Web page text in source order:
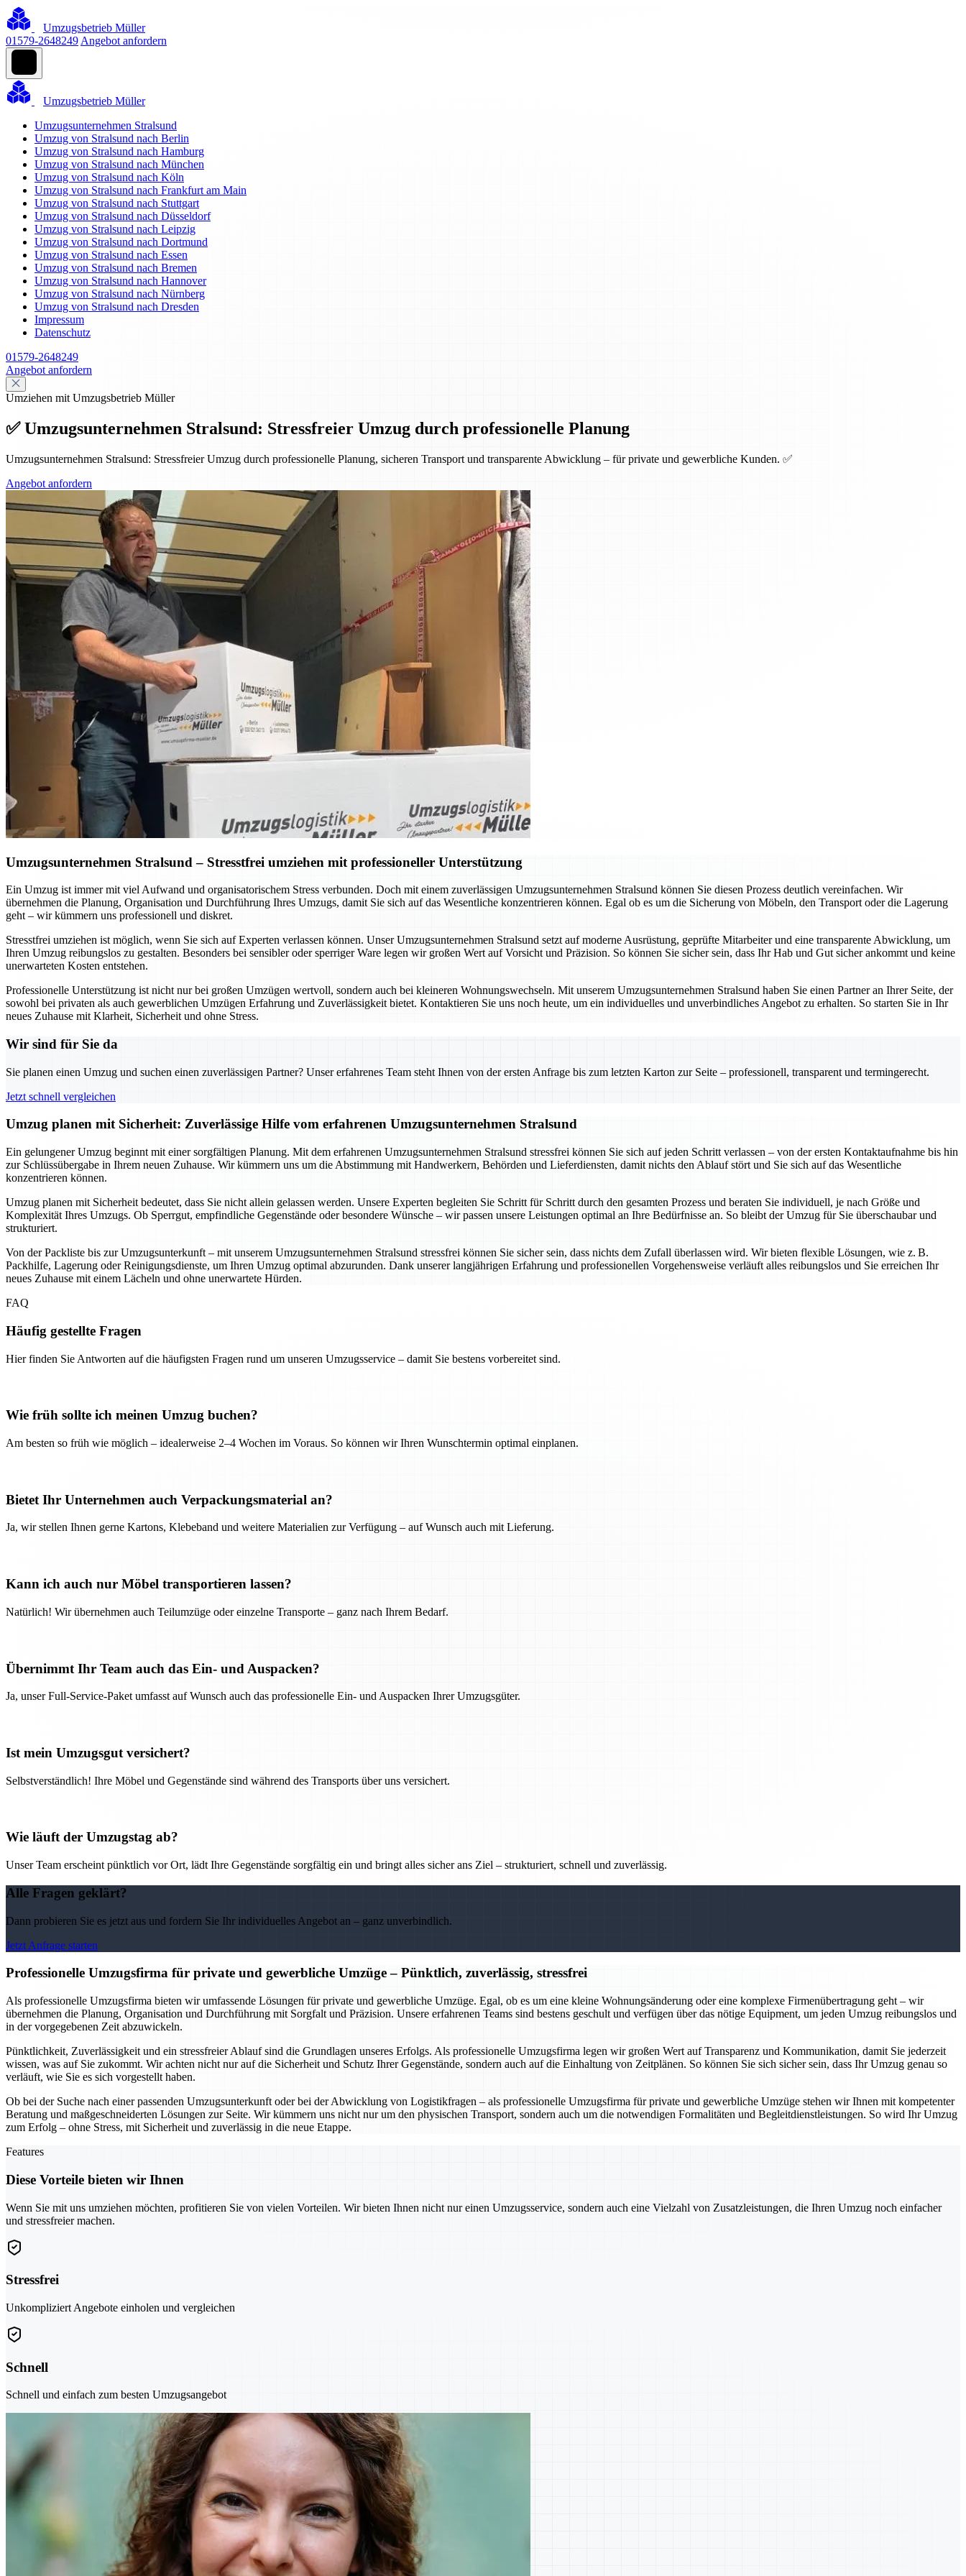
Umzugsbetrieb Müller
01579-2648249 Angebot anfordern
Umzugsbetrieb Müller
Umzugsunternehmen Stralsund
Umzug von Stralsund nach Berlin
Umzug von Stralsund nach Hamburg
Umzug von Stralsund nach München
Umzug von Stralsund nach Köln
Umzug von Stralsund nach Frankfurt am Main
Umzug von Stralsund nach Stuttgart
Umzug von Stralsund nach Düsseldorf
Umzug von Stralsund nach Leipzig
Umzug von Stralsund nach Dortmund
Umzug von Stralsund nach Essen
Umzug von Stralsund nach Bremen
Umzug von Stralsund nach Hannover
Umzug von Stralsund nach Nürnberg
Umzug von Stralsund nach Dresden
Impressum
Datenschutz
01579-2648249
Angebot anfordern
Umziehen mit Umzugsbetrieb Müller
✅ Umzugsunternehmen Stralsund: Stressfreier Umzug durch professionelle Planung
Umzugsunternehmen Stralsund: Stressfreier Umzug durch professionelle Planung, sicheren Transport und transparente Abwicklung – für private und gewerbliche Kunden. ✅
Angebot anfordern
Umzugsunternehmen Stralsund – Stresstfrei umziehen mit professioneller Unterstützung
Ein Umzug ist immer mit viel Aufwand und organisatorischem Stress verbunden. Doch mit einem zuverlässigen Umzugsunternehmen Stralsund können Sie diesen Prozess deutlich vereinfachen. Wir
übernehmen die Planung, Organisation und Durchführung Ihres Umzugs, damit Sie sich auf das Wesentliche konzentrieren können. Egal ob es um die Sicherung von Möbeln, den Transport oder die Lagerung
geht – wir kümmern uns professionell und diskret.
Stresstfrei umziehen ist möglich, wenn Sie sich auf Experten verlassen können. Unser Umzugsunternehmen Stralsund setzt auf moderne Ausrüstung, geprüfte Mitarbeiter und eine transparente Abwicklung, um
Ihren Umzug reibungslos zu gestalten. Besonders bei sensibler oder sperriger Ware legen wir großen Wert auf Vorsicht und Präzision. So können Sie sicher sein, dass Ihr Hab und Gut sicher ankommt und keine
unerwarteten Kosten entstehen.
Professionelle Unterstützung ist nicht nur bei großen Umzügen wertvoll, sondern auch bei kleineren Wohnungswechseln. Mit unserem Umzugsunternehmen Stralsund haben Sie einen Partner an Ihrer Seite, der
sowohl bei privaten als auch gewerblichen Umzügen Erfahrung und Zuverlässigkeit bietet. Kontaktieren Sie uns noch heute, um ein individuelles und unverbindliches Angebot zu erhalten. So starten Sie in Ihr
neues Zuhause mit Klarheit, Sicherheit und ohne Stress.
Wir sind für Sie da
Sie planen einen Umzug und suchen einen zuverlässigen Partner? Unser erfahrenes Team steht Ihnen von der ersten Anfrage bis zum letzten Karton zur Seite – professionell, transparent und termingerecht.
Jetzt schnell vergleichen
Umzug planen mit Sicherheit: Zuverlässige Hilfe vom erfahrenen Umzugsunternehmen Stralsund
Ein gelungener Umzug beginnt mit einer sorgfältigen Planung. Mit dem erfahrenen Umzugsunternehmen Stralsund stressfrei können Sie sich auf jeden Schritt verlassen – von der ersten Kontaktaufnahme bis hin
zur Schlüssübergabe in Ihrem neuen Zuhause. Wir kümmern uns um die Abstimmung mit Handwerkern, Behörden und Lieferdiensten, damit nichts den Ablauf stört und Sie sich auf das Wesentliche
konzentrieren können.
Umzug planen mit Sicherheit bedeutet, dass Sie nicht allein gelassen werden. Unsere Experten begleiten Sie Schritt für Schritt durch den gesamten Prozess und beraten Sie individuell, je nach Größe und
Komplexität Ihres Umzugs. Ob Sperrgut, empfindliche Gegenstände oder besondere Wünsche – wir passen unsere Leistungen optimal an Ihre Bedürfnisse an. So bleibt der Umzug für Sie überschaubar und
strukturiert.
Von der Packliste bis zur Umzugsunterkunft – mit unserem Umzugsunternehmen Stralsund stressfrei können Sie sicher sein, dass nichts dem Zufall überlassen wird. Wir bieten flexible Lösungen, wie z. B.
Packhilfe, Lagerung oder Reinigungsdienste, um Ihren Umzug optimal abzurunden. Dank unserer langjährigen Erfahrung und professionellen Vorgehensweise verläuft alles reibungslos und Sie erreichen Ihr
neues Zuhause mit einem Lächeln und ohne unerwartete Hürden.
FAQ
Häufig gestellte Fragen
Hier finden Sie Antworten auf die häufigsten Fragen rund um unseren Umzugsservice – damit Sie bestens vorbereitet sind.
Wie früh sollte ich meinen Umzug buchen?
Am besten so früh wie möglich – idealerweise 2–4 Wochen im Voraus. So können wir Ihren Wunschtermin optimal einplanen.
Bietet Ihr Unternehmen auch Verpackungsmaterial an?
Ja, wir stellen Ihnen gerne Kartons, Klebeband und weitere Materialien zur Verfügung – auf Wunsch auch mit Lieferung.
Kann ich auch nur Möbel transportieren lassen?
Natürlich! Wir übernehmen auch Teilumzüge oder einzelne Transporte – ganz nach Ihrem Bedarf.
Übernimmt Ihr Team auch das Ein- und Auspacken?
Ja, unser Full-Service-Paket umfasst auf Wunsch auch das professionelle Ein- und Auspacken Ihrer Umzugsgüter.
Ist mein Umzugsgut versichert?
Selbstverständlich! Ihre Möbel und Gegenstände sind während des Transports über uns versichert.
Wie läuft der Umzugstag ab?
Unser Team erscheint pünktlich vor Ort, lädt Ihre Gegenstände sorgfältig ein und bringt alles sicher ans Ziel – strukturiert, schnell und zuverlässig.
Alle Fragen geklärt?
Dann probieren Sie es jetzt aus und fordern Sie Ihr individuelles Angebot an – ganz unverbindlich.
Jetzt Anfrage starten
Professionelle Umzugsfirma für private und gewerbliche Umzüge – Pünktlich, zuverlässig, stressfrei
Als professionelle Umzugsfirma bieten wir umfassende Lösungen für private und gewerbliche Umzüge. Egal, ob es um eine kleine Wohnungsänderung oder eine komplexe Firmenübertragung geht – wir
übernehmen die Planung, Organisation und Durchführung mit Sorgfalt und Präzision. Unsere erfahrenen Teams sind bestens geschult und verfügen über das nötige Equipment, um jeden Umzug reibungslos und
in der vorgegebenen Zeit abzuwickeln.
Pünktlichkeit, Zuverlässigkeit und ein stressfreier Ablauf sind die Grundlagen unseres Erfolgs. Als professionelle Umzugsfirma legen wir großen Wert auf Transparenz und Kommunikation, damit Sie jederzeit
wissen, was auf Sie zukommt. Wir achten nicht nur auf die Sicherheit und Schutz Ihrer Gegenstände, sondern auch auf die Einhaltung von Zeitplänen. So können Sie sich sicher sein, dass Ihr Umzug genau so
verläuft, wie Sie es sich vorgestellt haben.
Ob bei der Suche nach einer passenden Umzugsunterkunft oder bei der Abwicklung von Logistikfragen – als professionelle Umzugsfirma für private und gewerbliche Umzüge stehen wir Ihnen mit kompetenter
Beratung und maßgeschneiderten Lösungen zur Seite. Wir kümmern uns nicht nur um den physischen Transport, sondern auch um die notwendigen Formalitäten und Begleitdienstleistungen. So wird Ihr Umzug
zum Erfolg – ohne Stress, mit Sicherheit und zuverlässig in die neue Etappe.
Features
Diese Vorteile bieten wir Ihnen
Wenn Sie mit uns umziehen möchten, profitieren Sie von vielen Vorteilen. Wir bieten Ihnen nicht nur einen Umzugsservice, sondern auch eine Vielzahl von Zusatzleistungen, die Ihren Umzug noch einfacher
und stressfreier machen.
Stressfrei
Unkompliziert Angebote einholen und vergleichen
Schnell
Schnell und einfach zum besten Umzugsangebot